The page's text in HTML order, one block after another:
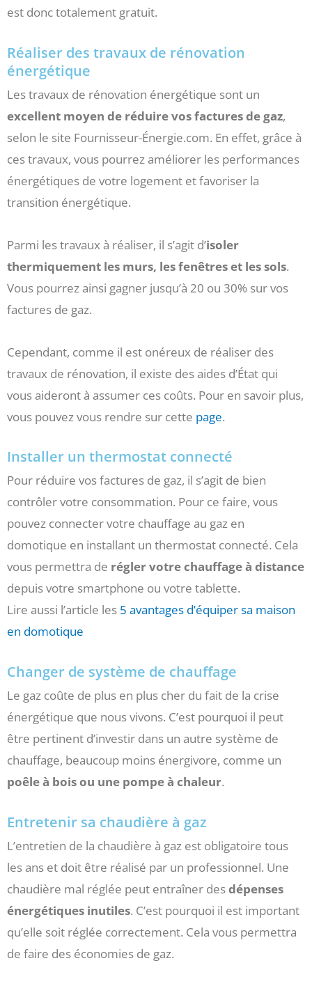
est donc totalement gratuit.
Réaliser des travaux de rénovation
énergétique
Les travaux de rénovation énergétique sont un
excellent moyen de réduire vos factures de gaz,
selon le site Fournisseur-Énergie.com. En effet, grâce à
ces travaux, vous pourrez améliorer les performances
énergétiques de votre logement et favoriser la
transition énergétique.
Parmi les travaux à réaliser, il s’agit d’isoler
thermiquement les murs, les fenêtres et les sols.
Vous pourrez ainsi gagner jusqu’à 20 ou 30% sur vos
factures de gaz.
Cependant, comme il est onéreux de réaliser des
travaux de rénovation, il existe des aides d’État qui
vous aideront à assumer ces coûts. Pour en savoir plus,
vous pouvez vous rendre sur cette page.
Installer un thermostat connecté
Pour réduire vos factures de gaz, il s’agit de bien
contrôler votre consommation. Pour ce faire, vous
pouvez connecter votre chauffage au gaz en
domotique en installant un thermostat connecté. Cela
vous permettra de régler votre chauffage à distance
depuis votre smartphone ou votre tablette.
Lire aussi l’article les 5 avantages d’équiper sa maison
en domotique
Changer de système de chauffage
Le gaz coûte de plus en plus cher du fait de la crise
énergétique que nous vivons. C’est pourquoi il peut
être pertinent d’investir dans un autre système de
chauffage, beaucoup moins énergivore, comme un
poêle à bois ou une pompe à chaleur.
Entretenir sa chaudière à gaz
L’entretien de la chaudière à gaz est obligatoire tous
les ans et doit être réalisé par un professionnel. Une
chaudière mal réglée peut entraîner desdépenses
énergétiques inutiles. C’est pourquoi il est important
qu’elle soit réglée correctement. Cela vous permettra
de faire des économies de gaz.